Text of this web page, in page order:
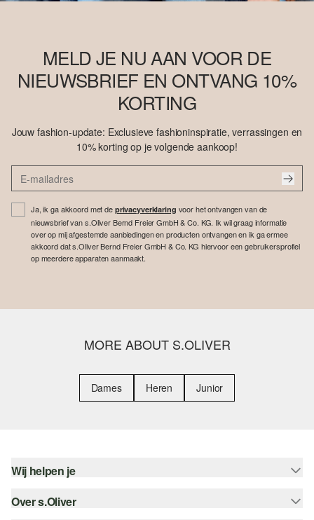
MELD JE NU AAN VOOR DE
NIEUWSBRIEF EN ONTVANG 10%
KORTING
Jouw fashion-update: Exclusieve fashioninspiratie, verrassingen en
10% korting op je volgende aankoop!
Ja, ik ga akkoord met de privacyverklaring voor het ontvangen van de
nieuwsbrief van s.Oliver Bernd Freier GmbH & Co. KG. Ik wil graag informatie
over op mij afgestemde aanbiedingen en producten ontvangen en ik ga ermee
akkoord dat s.Oliver Bernd Freier GmbH & Co. KG hiervoor een gebruikersprofiel
op meerdere apparaten aanmaakt.
MORE ABOUT S.OLIVER
Dames Heren Junior
Wij helpen je
Help - FAQ
Over s.Oliver